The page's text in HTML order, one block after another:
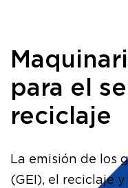
para el
reciclaje
La emisión de los
(GEI), el reciclaje